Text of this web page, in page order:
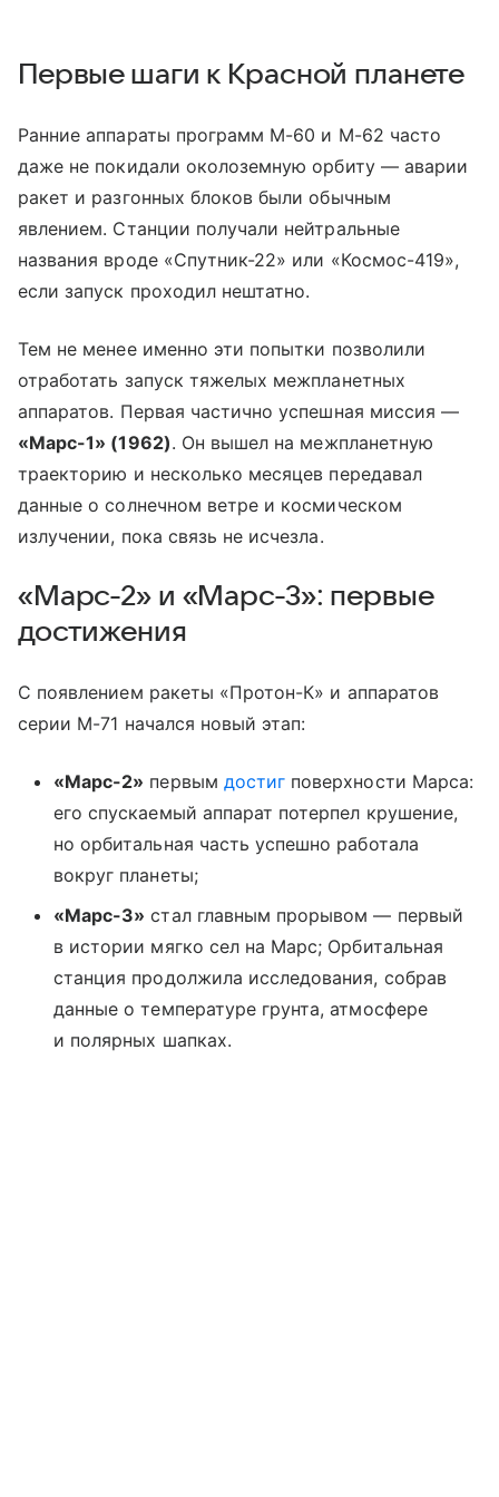
Первые шаги к Красной планете
Ранние аппараты программ М-60 и М-62 часто
даже не покидали околоземную орбиту — аварии
ракет и разгонных блоков были обычным
явлением. Станции получали нейтральные
названия вроде «Спутник-22» или «Космос-419»,
если запуск проходил нештатно.
Тем не менее именно эти попытки позволили
отработать запуск тяжелых межпланетных
аппаратов. Первая частично успешная миссия —
«Марс-1» (1962). Он вышел на межпланетную
траекторию и несколько месяцев передавал
данные о солнечном ветре и космическом
излучении, пока связь не исчезла.
«Марс-2» и «Марс-3»: первые
достижения
С появлением ракеты «Протон-К» и аппаратов
серии М-71 начался новый этап:
«Марс-2» первым достиг поверхности Марса:
его спускаемый аппарат потерпел крушение,
но орбитальная часть успешно работала
вокруг планеты;
«Марс-3» стал главным прорывом — первый
в истории мягко сел на Марс; Орбитальная
станция продолжила исследования, собрав
данные о температуре грунта, атмосфере
и полярных шапках.